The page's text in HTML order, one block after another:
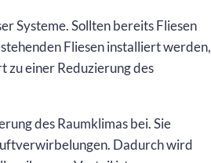
Systeme. Sollten bereits Fliesen
Fliesen installiert werden,
zu einer Reduzierung des
des Raumklimas bei. Sie
Dadurch wird